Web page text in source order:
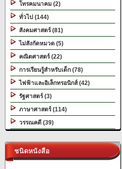
โทรคมนาคม (2)
ทั่วไป (144)
สังคมศาสตร์ (81)
ไม่สังกัดหมวด (5)
คณิตศาสตร์ (22)
การเรียนรู้สำหรับเด็ก (78)
ไฟฟ้าและอิเล็กทรอนิกส์ (42)
รัฐศาสตร์ (3)
ภาษาศาสตร์ (114)
วรรณคดี (39)
ชนิดหนังสือ